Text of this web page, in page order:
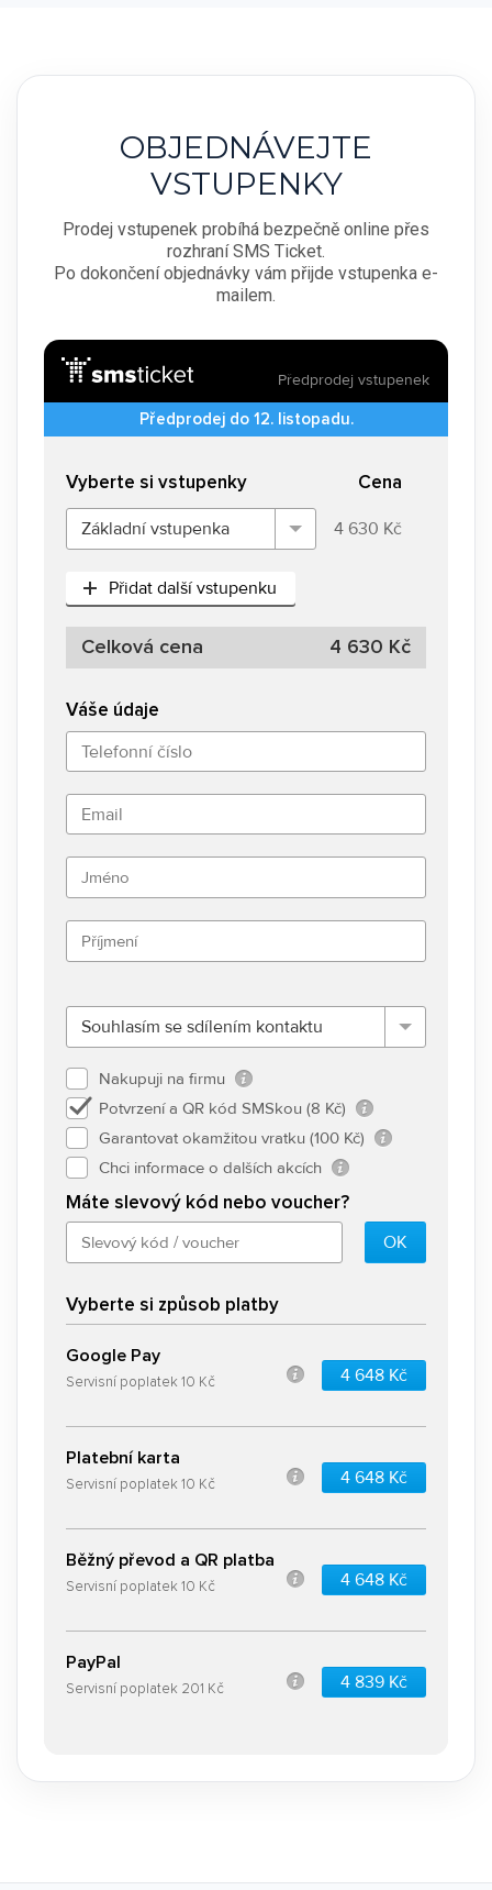
OBJEDNÁVEJTE
VSTUPENKY
Prodej vstupenek probíhá bezpečně online přes
rozhraní SMS Ticket.
Po dokončení objednávky vám přijde vstupenka e-
mailem.